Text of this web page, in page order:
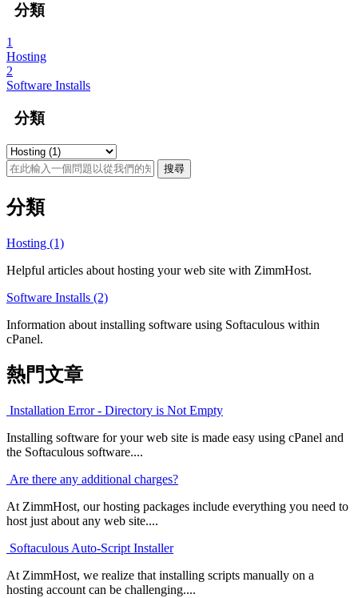
分類
1
Hosting
2
Software Installs
分類
分類
Hosting (1)
Helpful articles about hosting your web site with ZimmHost.
Software Installs (2)
Information about installing software using Softaculous within
cPanel.
熱門文章
Installation Error - Directory is Not Empty
Installing software for your web site is made easy using cPanel and
the Softaculous software....
Are there any additional charges?
At ZimmHost, our hosting packages include everything you need to
host just about any web site....
Softaculous Auto-Script Installer
At ZimmHost, we realize that installing scripts manually on a
hosting account can be challenging....